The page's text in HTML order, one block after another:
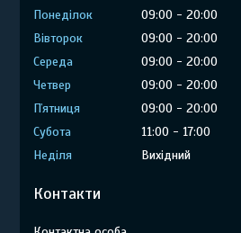
Понеділок 09:00
20:00
Вівторок
09:00
20:00
Середа
09:00
20:00
Четвер
09:00
20:00
Пʼятниця
09:00
20:00
Субота
11:00
17:00
Неділя
Вихідний
Контакти